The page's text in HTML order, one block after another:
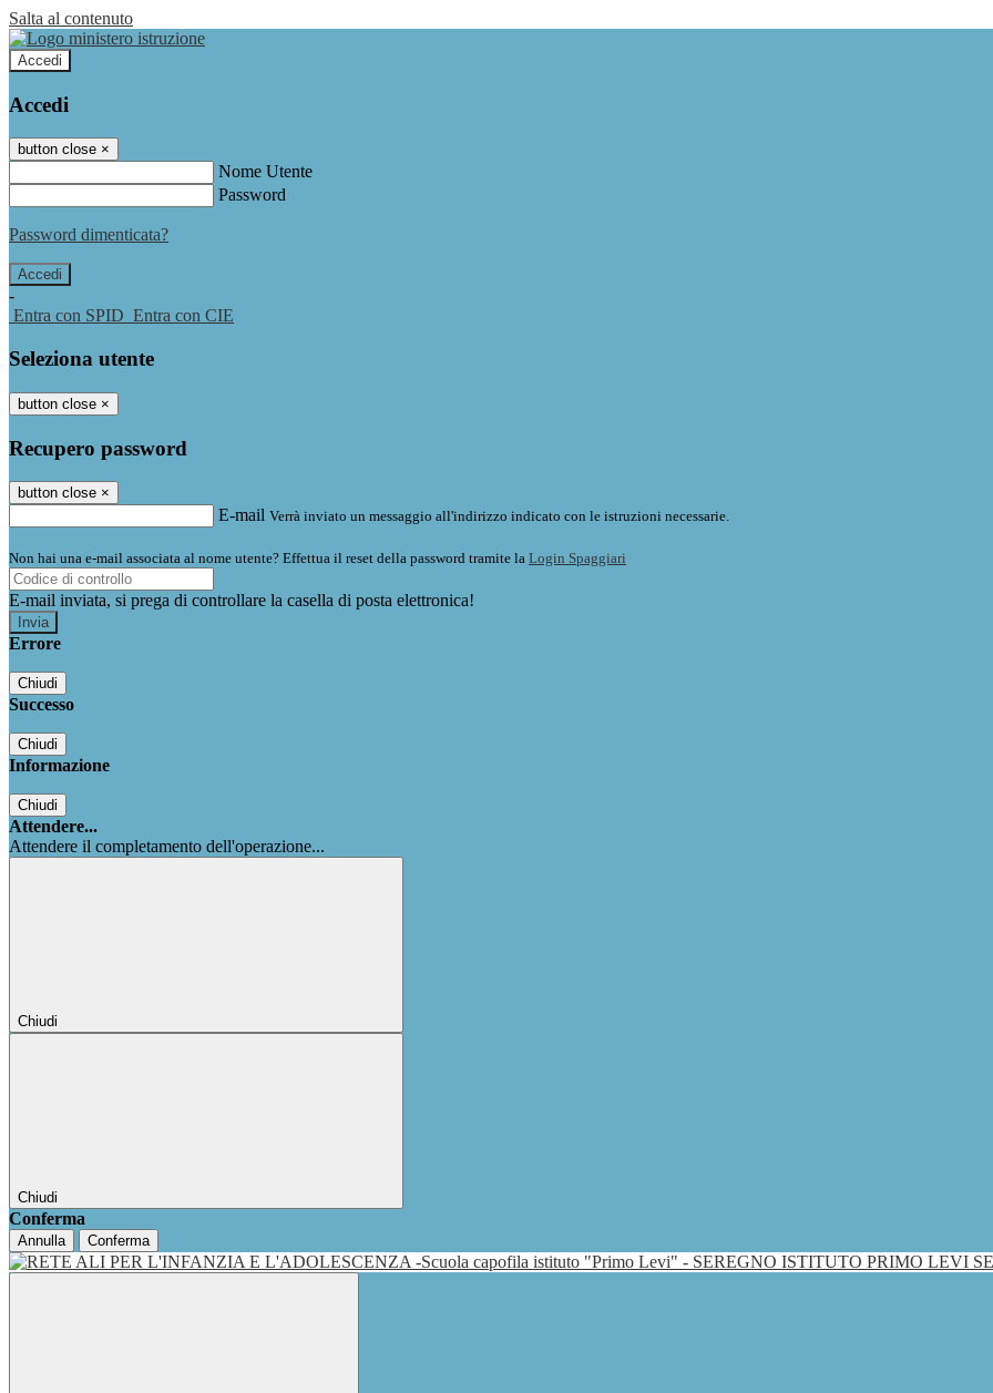
Salta al contenuto
Accedi
Accedi
button close ×
Nome Utente
Password
Password dimenticata?
-
Entra con SPID Entra con CIE
Seleziona utente
button close ×
Recupero password
button close ×
E-mail Verrà inviato un messaggio all'indirizzo indicato con le istruzioni necessarie.
Non hai una e-mail associata al nome utente? Effettua il reset della password tramite la Login Spaggiari
E-mail inviata, si prega di controllare la casella di posta elettronica!
Errore
Chiudi
Successo
Chiudi
Informazione
Chiudi
Attendere...
Attendere il completamento dell'operazione...
Chiudi
Chiudi
Conferma
Annulla Conferma
ISTITUTO PRIMO LEVI